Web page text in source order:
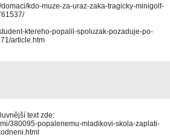
domaci/kdo-muze-za-uraz-zaka-tragicky-minigolf-
ktereho-popalil-spoluzak-pozaduje-po-
article.htm
text zde:
380095-popalenemu-mladikovi-skola-zaplati-